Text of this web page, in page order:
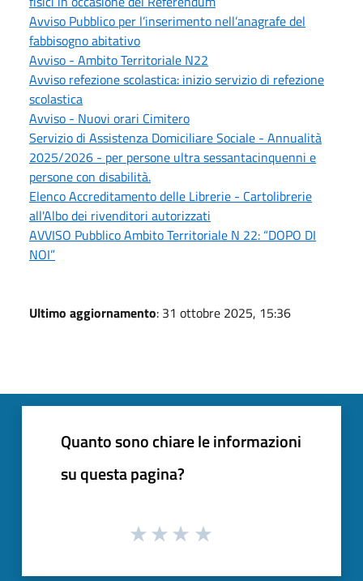
Avviso Pubblico per l’inserimento nell’anagrafe del
fabbisogno abitativo
Avviso - Ambito Territoriale N22
Avviso refezione scolastica: inizio servizio di refezione
scolastica
Avviso - Nuovi orari Cimitero
Servizio di Assistenza Domiciliare Sociale - Annualità
2025/2026 - per persone ultra sessantacinquenni e
persone con disabilità.
Elenco Accreditamento delle Librerie - Cartolibrerie
all'Albo dei rivenditori autorizzati
AVVISO Pubblico Ambito Territoriale N 22: “DOPO DI
NOI”
Ultimo aggiornamento: 31 ottobre 2025, 15:36
Quanto sono chiare le informazioni
su questa pagina?